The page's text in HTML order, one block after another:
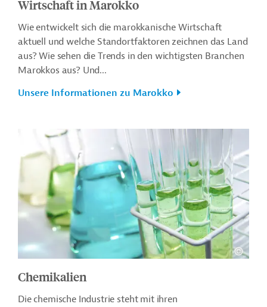
Wirtschaft in Marokko
Wie entwickelt sich die marokkanische Wirtschaft
aktuell und welche Standortfaktoren zeichnen das Land
aus? Wie sehen die Trends in den wichtigsten Branchen
Marokkos aus? Und...
Unsere Informationen zu Marokko
Chemikalien
Die chemische Industrie steht mit ihren